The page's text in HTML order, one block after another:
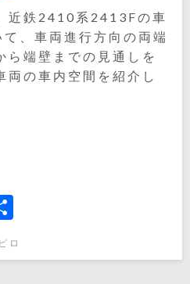
近鉄2410系2413Fの車
、車両進行方向の両端
ら端壁までの見通しを
の車内空間を紹介し
ロ